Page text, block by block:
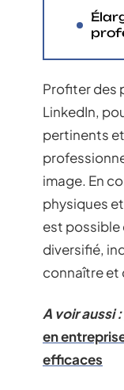
Profiter des
LinkedIn,
pertinents
image. En
physiques
est possible
diversifié,
connaître et
A voir aussi :
en
efficaces